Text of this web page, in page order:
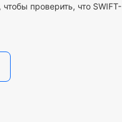
проверить, что SWIFT-